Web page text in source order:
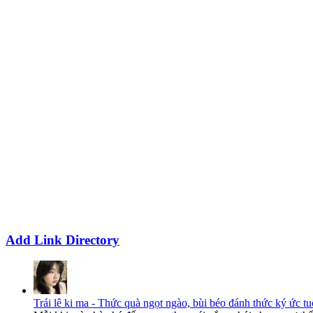
Add Link Directory
Trái lê ki ma - Thức quà ngọt ngào, bùi béo đánh thức ký ức